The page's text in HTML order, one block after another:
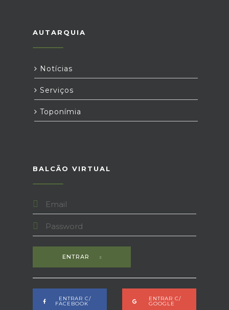
AUTARQUIA
Notícias
Serviços
Toponímia
BALCÃO VIRTUAL
ENTRAR
ENTRAR C/
FACEBOOK
ENTRAR C/
GOOGLE